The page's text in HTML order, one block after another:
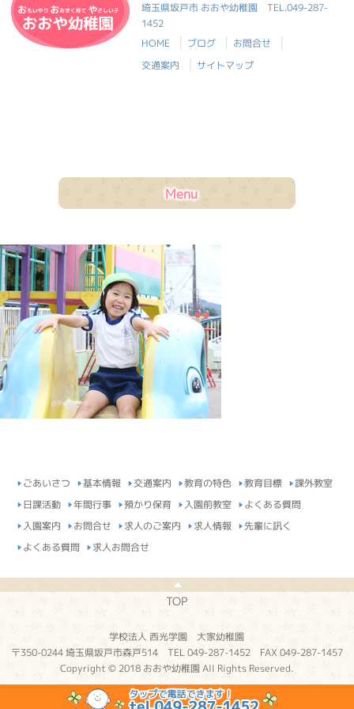
おおや幼稚園
埼玉県坂戸市 おおや幼稚園TEL.049-287-
1452
HOME | ブログ | お問合せ |
交通案内 | サイトマップ
Menu
ごあいさつ 基本情報 交通案内 教育の特色 教育目標
課外教室
日課活動
年間行事 預かり保育 入園前教室 よくある質問
入園案内 お問合せ 求人のご案内 求人情報 先輩に訊く
よくある質問 求人お問合せ
TOP
学校法人 西光学園 大家幼稚園
〒350-0244 埼玉県坂戸市森戸514 TEL 049-287-1452 FAX 049-287-1457
Copyright © 2018 おおや幼稚園 All Rights Reserved.